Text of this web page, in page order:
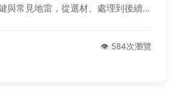
與常見地雷，從選材、處理到後續養
👁️ 584次瀏覽